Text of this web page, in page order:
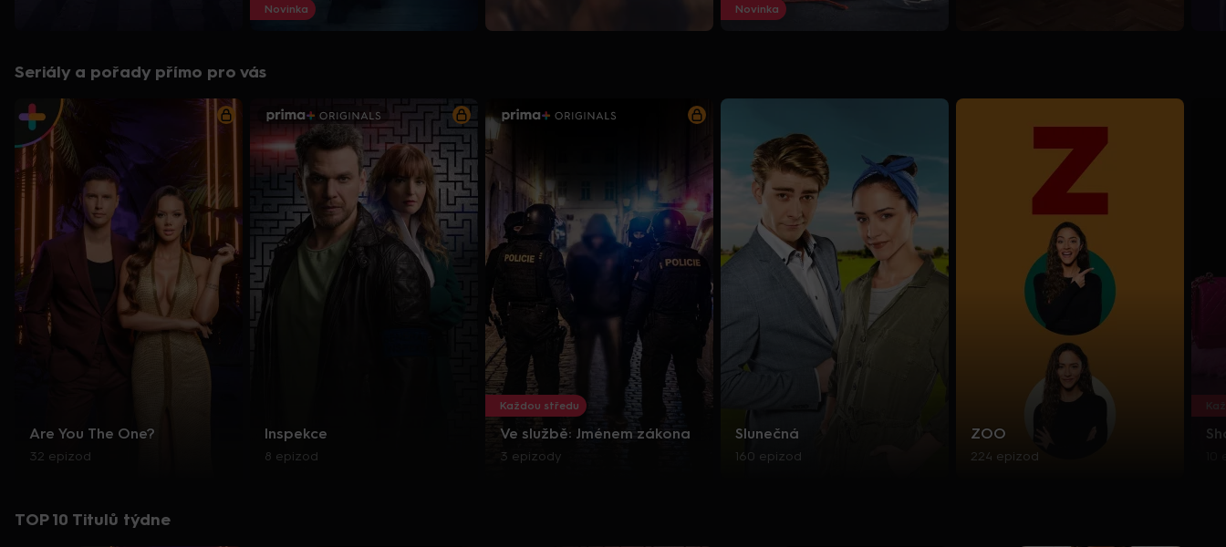
Novinka Novinka
Seriály a pořady přímo pro vás
Are You The One?
32 epizod
Inspekce
8 epizod
Každou středu
Ve službě: Jménem zákona
3 epizody
Slunečná
160 epizod
ZOO
224 epizod
TOP 10 Titulů týdne